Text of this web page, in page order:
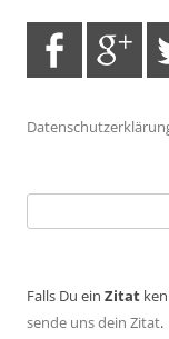
nach:
Falls Du ein Zitat
sende uns dein Zitat.